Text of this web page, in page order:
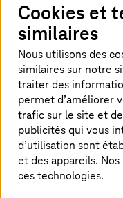
Cette approche ne
techniques inutiles,
les relations et la
manière, elle permet
ontologie (Ontology
simple et efficace.
On peut atteindre
six principes.
Cookies et
similaires
Nous utilisons des
similaires sur notre
traiter des
permet d’améliorer
trafic sur le site et
publicités qui vous
d’utilisation sont
et des appareils.
ces technologies.